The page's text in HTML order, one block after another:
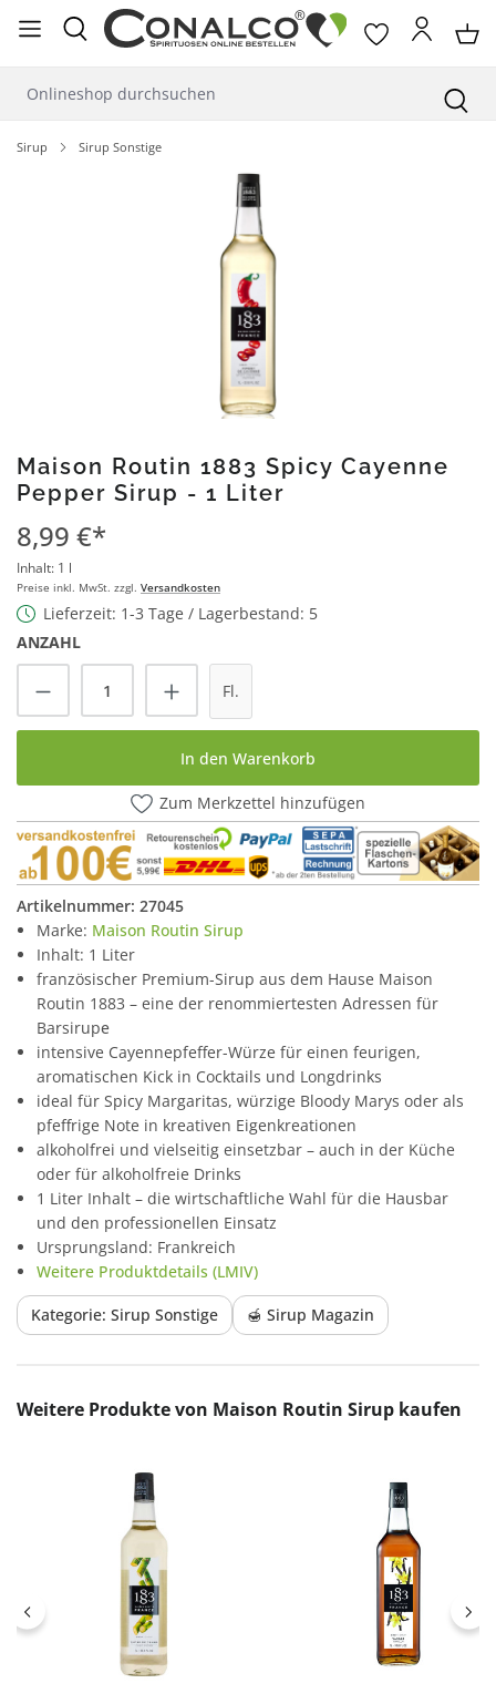
springen
Sirup Sirup Sonstige
Maison Routin 1883 Spicy Cayenne
Pepper Sirup - 1 Liter
8,99 €*
Inhalt: 1 l
Preise inkl. MwSt. zzgl. Versandkosten
Lieferzeit: 1-3 Tage / Lagerbestand: 5
ANZAHL
Produkt Anzahl: Gib den gewünschten
Fl.
In den Warenkorb
Zum Merkzettel hinzufügen
Artikelnummer: 27045
Marke: Maison Routin Sirup
Inhalt: 1 Liter
französischer Premium-Sirup aus dem Hause Maison
Routin 1883 – eine der renommiertesten Adressen für
Barsirupе
intensive Cayennepfeffer-Würze für einen feurigen,
aromatischen Kick in Cocktails und Longdrinks
ideal für Spicy Margaritas, würzige Bloody Marys oder als
pfeffrige Note in kreativen Eigenkreationen
alkoholfrei und vielseitig einsetzbar – auch in der Küche
oder für alkoholfreie Drinks
1 Liter Inhalt – die wirtschaftliche Wahl für die Hausbar
und den professionellen Einsatz
Ursprungsland: Frankreich
Weitere Produktdetails (LMIV)
Kategorie: Sirup Sonstige 🍯 Sirup Magazin
Produktgalerie überspringen
Weitere Produkte von Maison Routin Sirup kaufen